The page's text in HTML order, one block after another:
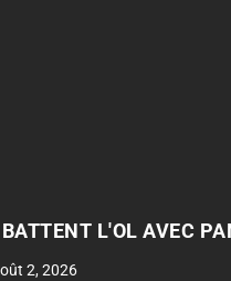
L'OL AVEC
2, 2026